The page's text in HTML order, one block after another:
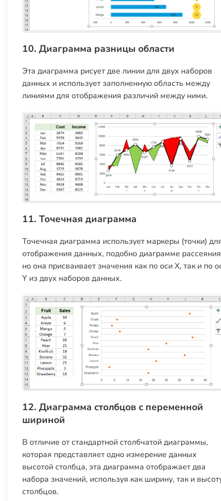
10. Диаграмма разницы области
Эта диаграмма рисует две линии для двух наборов
данных и использует заполненную область между
линиями для отображения различий между ними.
11. Точечная диаграмма
Точечная диаграмма использует маркеры (точки)
отображения данных, подобно диаграмме
но она присваивает значения как по оси X, так и по
Y из двух наборов данных.
12. Диаграмма столбцов с переменной
шириной
В отличие от стандартной столбчатой диаграммы,
которая представляет одно измерение данных
высотой столбца, эта диаграмма отображает два
набора значений, используя как ширину, так и
столбцов.